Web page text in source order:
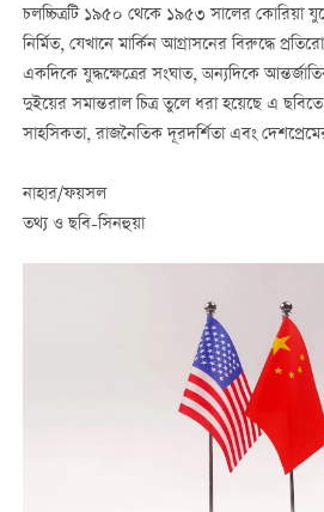
চলচ্চিত্রটি ১৯৫০ থেকে ১৯৫৩ সালের কোরিয়া
নির্মিত, যেখানে মার্কিন আগ্রাসনের বিরুদ্ধে
একদিকে যুদ্ধক্ষেত্রের সংঘাত, অন্যদিকে
দুইয়ের সমান্তরাল চিত্র তুলে ধরা হয়েছে এ
সাহসিকতা, রাজনৈতিক দূরদর্শিতা এবং
নাহার/ফয়সল
তথ্য ও ছবি-সিনহুয়া